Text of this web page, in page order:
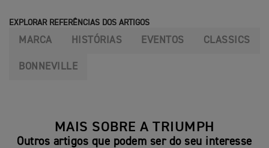
EXPLORAR REFERÊNCIAS DOS ARTIGOS
MARCA HISTÓRIAS EVENTOS CLASSICS
BONNEVILLE
MAIS SOBRE A TRIUMPH
Outros artigos que podem ser do seu interesse